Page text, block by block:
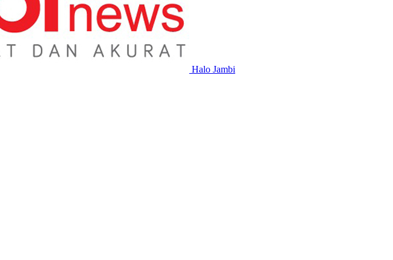
Halo Jambi